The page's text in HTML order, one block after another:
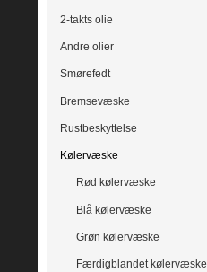
2-takts olie
Andre olier
Smørefedt
Bremsevæske
Rustbeskyttelse
Kølervæske
Rød kølervæske
Blå kølervæske
Grøn kølervæske
Færdigblandet kølervæske